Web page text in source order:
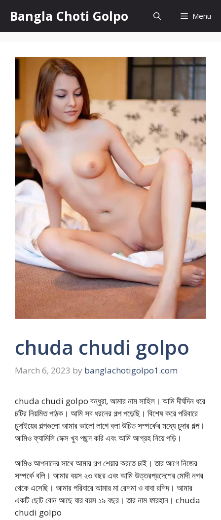
content
Bangla Choti Golpo Menu
chuda chudi golpo
March 6, 2023 by banglachotigolpo1.com
chuda chudi golpo বন্ধুরা, আমার নাম সাহিল। আমি দীর্ঘদিন ধরে
চটির নিয়মিত পাঠক। আমি সব ধরনের গল্প পড়েছি। বিশেষ করে পরিবারে
চুদাইয়ের গল্পগুলো আমার ভালো লাগে বলা উচিত সম্পর্কের মধ্যে চুদার গল্প।
আমিও ফ্যামিলি সেক্স খুব পছন্দ করি এবং আমি আগ্রহ নিয়ে পড়ি।
আমিও আপনাদের সাথে আমার গল্প শেয়ার করতে চাই। তার আগে নিজের
সম্পর্কে বলি। আমার বয়স ২৩ বছর এবং আমি উত্তরপ্রদেশের মোদী নগর
থেকে এসেছি। আমার পরিবারে আমার মা রেশমা ও বাবা রশিদ। আমার
একটি ছোট বোন আছে যার বয়স ১৯ বছর। তার নাম ফারহান। chuda
chudi golpo